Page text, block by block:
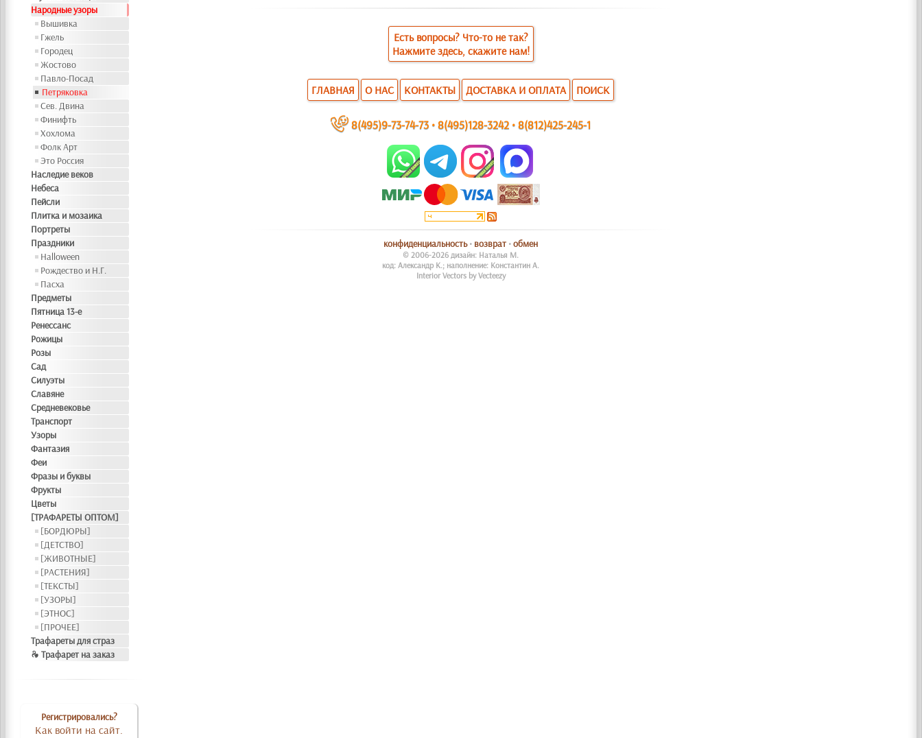
Народные узоры
Вышивка
Гжель
Городец
Жостово
Павло-Посад
Петряковка
Сев. Двина
Финифть
Хохлома
Фолк Арт
Это Россия
Наследие веков
Небеса
Пейсли
Плитка и мозаика
Портреты
Праздники
Halloween
Рождество и Н.Г.
Пасха
Предметы
Пятница 13-е
Ренессанс
Рожицы
Розы
Сад
Силуэты
Славяне
Средневековье
Транспорт
Узоры
Фантазия
Феи
Фразы и буквы
Фрукты
Цветы
[ТРАФАРЕТЫ ОПТОМ]
[БОРДЮРЫ]
[ДЕТСТВО]
[ЖИВОТНЫЕ]
[РАСТЕНИЯ]
[ТЕКСТЫ]
[УЗОРЫ]
[ЭТНОС]
[ПРОЧЕЕ]
Трафареты для страз
❧ Трафарет на заказ
Регистрировались?
Как войти на сайт.
Есть вопросы? Что-то не так?
Нажмите здесь, скажите нам!
ГЛАВНАЯ О НАС КОНТАКТЫ ДОСТАВКА И ОПЛАТА ПОИСК
~ 8(495)9-73-74-73 •8(495)128-3242 •8(812)425-245-1
конфиденциальность• возврат •обмен
© 2006-2026 дизайн: Наталья М.
код: Александр К.; наполнение: Константин А.
Interior Vectors by Vecteezy